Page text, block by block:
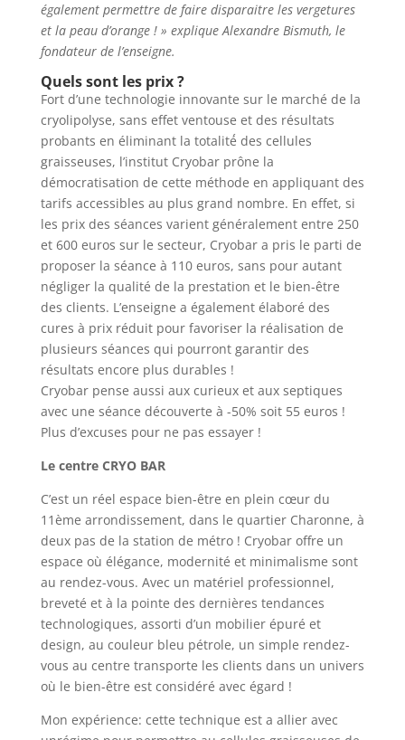
également permettre de faire disparaitre les vergetures
et la peau d’orange ! » explique Alexandre Bismuth, le
fondateur de l’enseigne.
Quels sont les prix ?
Fort d’une technologie innovante sur le marché de la
cryolipolyse, sans effet ventouse et des résultats
probants en éliminant la totalité́ des cellules
graisseuses, l’institut Cryobar prône la
démocratisation de cette méthode en appliquant des
tarifs accessibles au plus grand nombre. En effet, si
les prix des séances varient généralement entre 250
et 600 euros sur le secteur, Cryobar a pris le parti de
proposer la séance à 110 euros, sans pour autant
négliger la qualité de la prestation et le bien-être
des clients. L’enseigne a également élaboré des
cures à prix réduit pour favoriser la réalisation de
plusieurs séances qui pourront garantir des
résultats encore plus durables !
Cryobar pense aussi aux curieux et aux septiques
avec une séance découverte à -50% soit 55 euros !
Plus d’excuses pour ne pas essayer !
Le centre CRYO BAR
C’est un réel espace bien-être en plein cœur du
11ème arrondissement, dans le quartier Charonne, à
deux pas de la station de métro ! Cryobar offre un
espace où élégance, modernité et minimalisme sont
au rendez-vous. Avec un matériel professionnel,
breveté et à la pointe des dernières tendances
technologiques, assorti d’un mobilier épuré et
design, au couleur bleu pétrole, un simple rendez-
vous au centre transporte les clients dans un univers
où le bien-être est considéré avec égard !
Mon expérience: cette technique est a allier avec